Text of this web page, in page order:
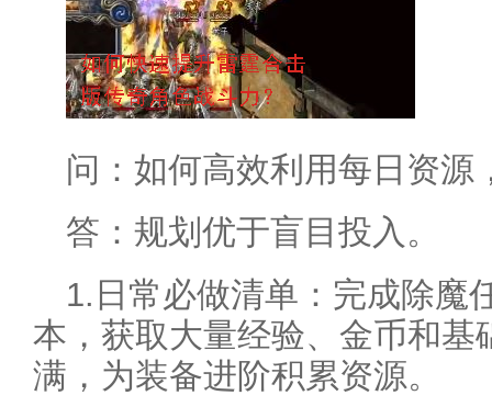
问：如何高效利用每日资源
答：规划优于盲目投入。
1.日常必做清单：完成除魔
本，获取大量经验、金币和基
满，为装备进阶积累资源。